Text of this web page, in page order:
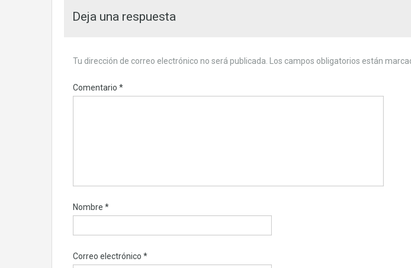
Deja una respuesta
Tu dirección de correo electrónico no será publicada. Los campos obligatorios están
Comentario *
Nombre *
Correo electrónico *